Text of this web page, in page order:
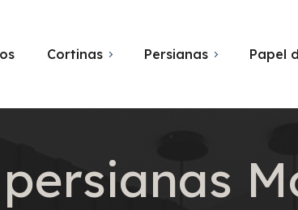
Cortinas Persianas Papel